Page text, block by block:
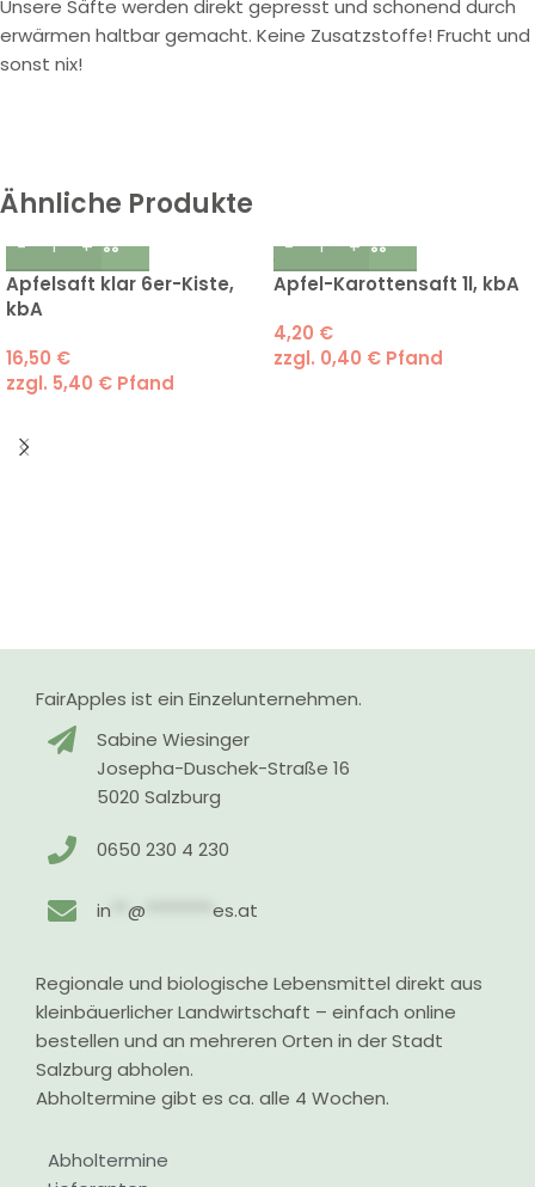
Unsere Säfte werden direkt gepresst und schonend durch
erwärmen haltbar gemacht. Keine Zusatzstoffe! Frucht und
sonst nix!
Ähnliche Produkte
Apfelsaft klar 6er-Kiste,
kbA
16,50 €
zzgl. 5,40 € Pfand
Apfel-Karottensaft 1l, kbA
4,20 €
zzgl. 0,40 € Pfand
FairApples ist ein Einzelunternehmen.
Sabine Wiesinger
Josepha-Duschek-Straße 16
5020 Salzburg
0650 230 4 230
in **@ ********es.at
Regionale und biologische Lebensmittel direkt aus
kleinbäuerlicher Landwirtschaft – einfach online
bestellen und an mehreren Orten in der Stadt
Salzburg abholen.
Abholtermine gibt es ca. alle 4 Wochen.
Abholtermine